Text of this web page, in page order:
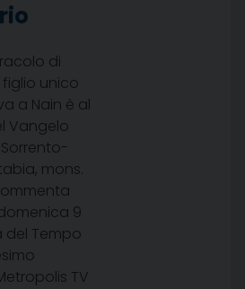
di
figlio unico
a Nain è al
Vangelo
mons.
9
del Tempo
TV